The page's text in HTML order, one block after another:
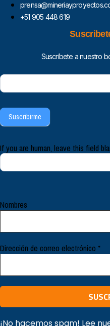
+51 905 448 619
Suscríbete a nuestro
Subscripcion_MyP
Suscribirme
If you are human, leave this field
Nombres
Dirección de correo electrónico *
¡No hacemos spam! Lee